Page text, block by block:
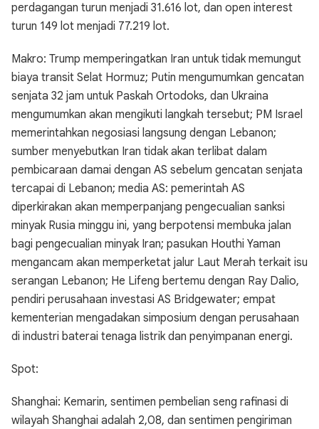
perdagangan turun menjadi 31.616 lot, dan open interest
turun 149 lot menjadi 77.219 lot.
Makro: Trump memperingatkan Iran untuk tidak memungut
biaya transit Selat Hormuz; Putin mengumumkan gencatan
senjata 32 jam untuk Paskah Ortodoks, dan Ukraina
mengumumkan akan mengikuti langkah tersebut; PM Israel
memerintahkan negosiasi langsung dengan Lebanon;
sumber menyebutkan Iran tidak akan terlibat dalam
pembicaraan damai dengan AS sebelum gencatan senjata
tercapai di Lebanon; media AS: pemerintah AS
diperkirakan akan memperpanjang pengecualian sanksi
minyak Rusia minggu ini, yang berpotensi membuka jalan
bagi pengecualian minyak Iran; pasukan Houthi Yaman
mengancam akan memperketat jalur Laut Merah terkait isu
serangan Lebanon; He Lifeng bertemu dengan Ray Dalio,
pendiri perusahaan investasi AS Bridgewater; empat
kementerian mengadakan simposium dengan perusahaan
di industri baterai tenaga listrik dan penyimpanan energi.
Spot:
Shanghai: Kemarin, sentimen pembelian seng rafinasi di
wilayah Shanghai adalah 2,08, dan sentimen pengiriman